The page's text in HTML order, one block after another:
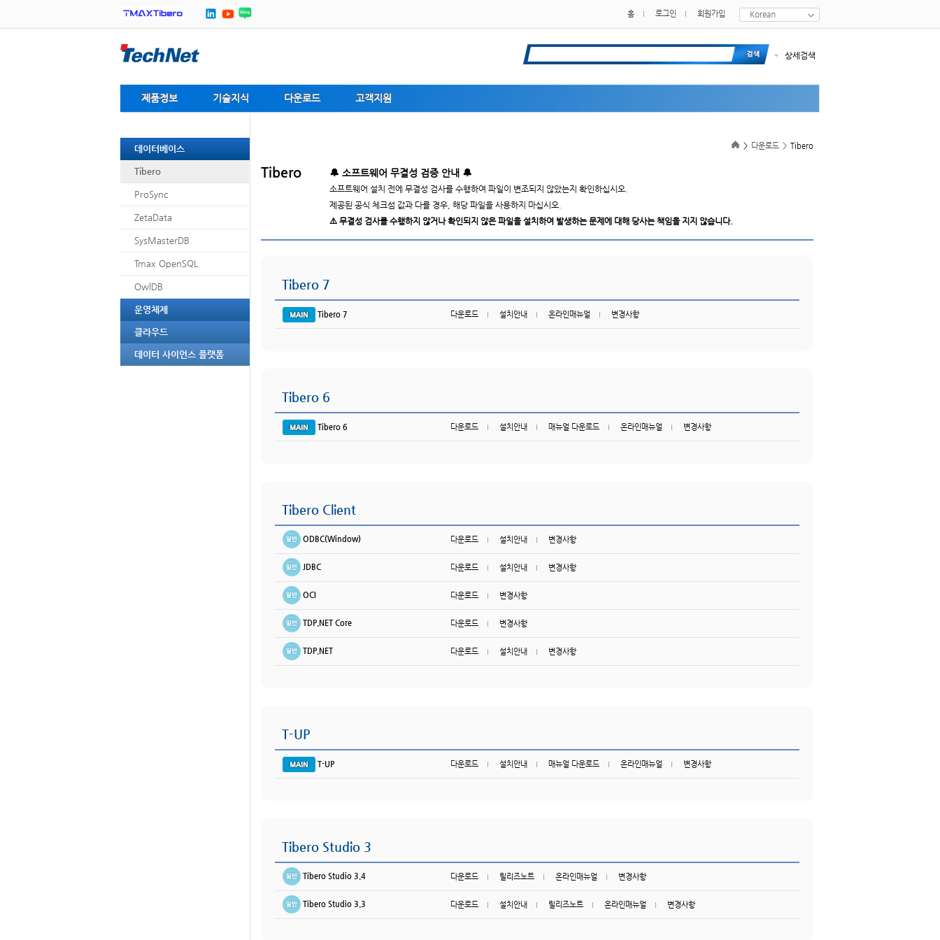
홈 로그인 회원가입
상세검색
제품정보 기술지식 다운로드 고객지원
데이터베이스
Tibero
ProSync
ZetaData
SysMasterDB
Tmax OpenSQL
OwlDB
운영체제
클라우드
데이터 사이언스 플랫폼
> 다운로드 > Tibero
Tibero
소프트웨어 설치 전에 무결성 검사를 수행하여 파일이 변조되지 않았는지 확인하십시오.
Tibero 7
Tibero 7 다운로드 설치안내 온라인매뉴얼 변경사항
Tibero 6
Tibero 6 다운로드 설치안내 매뉴얼 다운로드 온라인매뉴얼 변경사항
Tibero Client
ODBC(Window) 다운로드 설치안내 변경사항
JDBC 다운로드 설치안내 변경사항
OCI 다운로드 변경사항
TDP.NET Core 다운로드 변경사항
TDP.NET 다운로드 설치안내 변경사항
T-UP
T-UP 다운로드 설치안내 매뉴얼 다운로드 온라인매뉴얼 변경사항
Tibero Studio 3
Tibero Studio 3.4 다운로드 릴리즈노트 온라인매뉴얼 변경사항
Tibero Studio 3.3 다운로드 설치안내 릴리즈노트 온라인매뉴얼 변경사항